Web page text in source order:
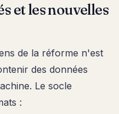
et les nouvelles
de la réforme n'est
des données
Le socle
: